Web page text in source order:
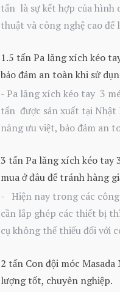
tấn là sự kết hợp của hình
thuật và công nghệ cao để
1.5 tấn Pa lăng xích kéo
bảo đảm an toàn khi sử
- Pa lăng xích kéo tay 3
tấn được sản xuất tại
năng ưu việt, bảo đảm an
3 tấn Pa lăng xích kéo tay
mua ở đâu để tránh hàng
- Hiện nay trong các
cần lắp ghép các thiết bị
cụ không thể thiếu đối với
2 tấn Con đội móc Masada
lượng tốt, chuyên nghiệp.